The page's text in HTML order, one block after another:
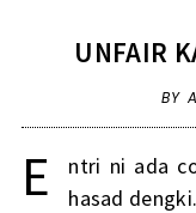
UNFAIR
BY
E
ntri ni ada
hasad